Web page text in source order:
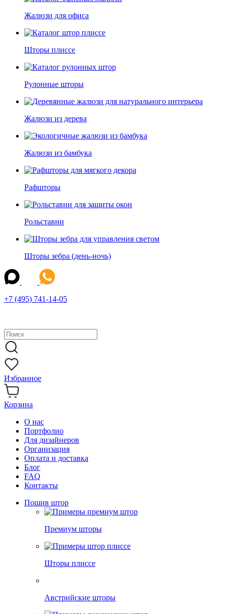
Жалюзи для офиса
Шторы плиссе
Рулонные шторы
Жалюзи из дерева
Жалюзи из бамбука
Рафшторы
Рольставни
Шторы зебра (день-ночь)
+7 (495) 741-14-05
Избранное
Корзина
О нас
Портфолио
Для дизайнеров
Организация
Оплата и доставка
Блог
FAQ
Контакты
Пошив штор
Премиум шторы
Шторы плиссе
Австрийские шторы